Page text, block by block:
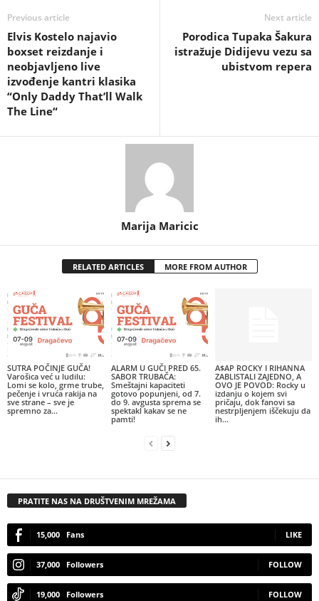
Previous article
Elvis Kostelo najavio
boxset reizdanje i
neobjavljeno live
izvođenje kantri klasika
“Only Daddy That’ll Walk
The Line“
Next article
Porodica Tupaka Šakura
istražuje Didijevu vezu sa
ubistvom repera
Marija Maricic
RELATED ARTICLES MORE FROM AUTHOR
SUTRA POČINJE GUČA!
Varošica već u ludilu:
Lomi se kolo, grme trube,
pečenje i vruća rakija na
sve strane – sve je
spremno za...
ALARM U GUČI PRED 65.
SABOR TRUBAČA:
Smeštajni kapaciteti
gotovo popunjeni, od 7.
do 9. avgusta sprema se
spektakl kakav se ne
pamti!
A$AP ROCKY I RIHANNA
ZABLISTALI ZAJEDNO, A
OVO JE POVOD: Rocky u
izdanju o kojem svi
pričaju, dok fanovi sa
nestrpljenjem iščekuju da
ih...
PRATITE NAS NA DRUŠTVENIM MREŽAMA
15,000 Fans LIKE
37,000 Followers FOLLOW
19,000 Followers FOLLOW